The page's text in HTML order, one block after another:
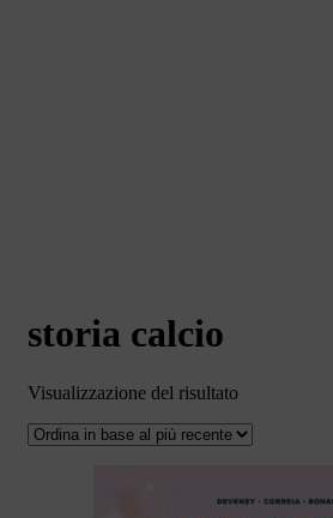
storia calcio
Visualizzazione del risultato